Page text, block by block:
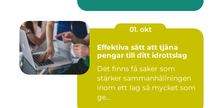
01. okt
Effektiva sätt att tjäna
pengar till ditt idrottslag
Det finns få saker som
stärker sammanhållningen
inom ett lag så mycket som
ge...